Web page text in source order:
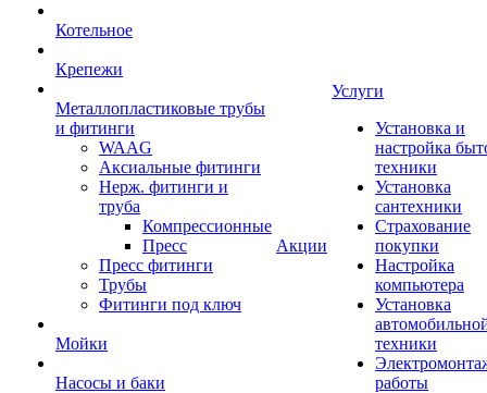
Котельное
Крепежи
Металлопластиковые трубы
и фитинги
WAAG
Аксиальные фитинги
Нерж. фитинги и
труба
Компрессионные
Пресс
Пресс фитинги
Трубы
Фитинги под ключ
Мойки
Насосы и баки
Акции
Услуги
Установка и
настройка
техники
Установка
сантехники
Страхование
покупки
Настройка
компьютера
Установка
техники
работы